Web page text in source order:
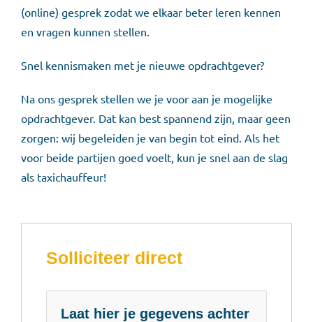
(online) gesprek zodat we elkaar beter leren kennen
en vragen kunnen stellen.
Snel kennismaken met je nieuwe opdrachtgever?
Na ons gesprek stellen we je voor aan je mogelijke
opdrachtgever. Dat kan best spannend zijn, maar geen
zorgen: wij begeleiden je van begin tot eind. Als het
voor beide partijen goed voelt, kun je snel aan de slag
als taxichauffeur!
Solliciteer direct
Laat hier je gegevens achter